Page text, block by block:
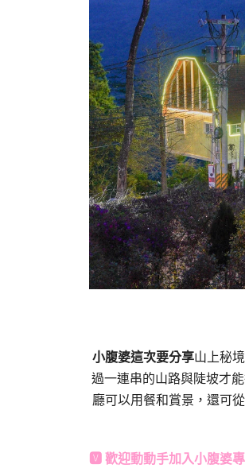
小腹婆這次要分享山上秘境
過一連串的山路與陡坡才
廳可以用餐和賞景，還可
🆅 歡迎動動手加入小腹婆